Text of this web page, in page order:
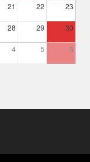
21 22 23
28 29 30
4 5 6